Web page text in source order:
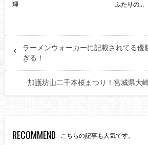
理
ふたりの…
ラーメンウォーカーに記載されてる優
ぎる！
加護坊山二千本桜まつり！宮城県大
RECOMMEND こちらの記事も人気です。